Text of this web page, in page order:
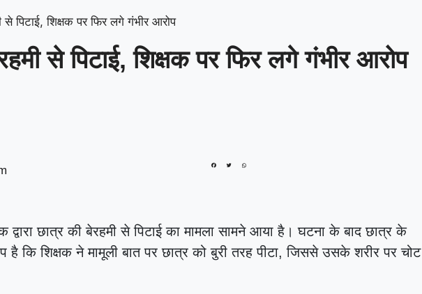
पिटाई, शिक्षक पर फिर लगे गंभीर आरोप
से पिटाई, शिक्षक पर फिर लगे गंभीर आरोप
छात्र की बेरहमी से पिटाई का मामला सामने आया है। घटना के बाद छात्र के
है कि शिक्षक ने मामूली बात पर छात्र को बुरी तरह पीटा, जिससे उसके शरीर पर चोट